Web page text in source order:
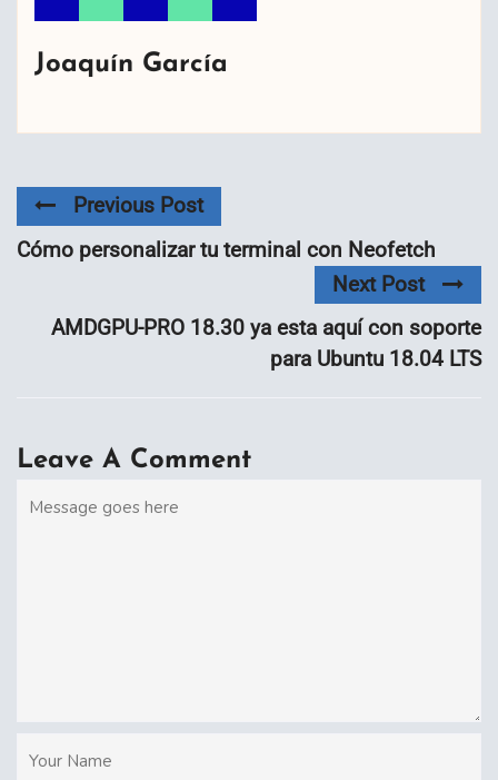
Joaquín García
Previous Post
Cómo personalizar tu terminal con Neofetch
Next Post
AMDGPU-PRO 18.30 ya esta aquí con soporte
para Ubuntu 18.04 LTS
Leave A Comment